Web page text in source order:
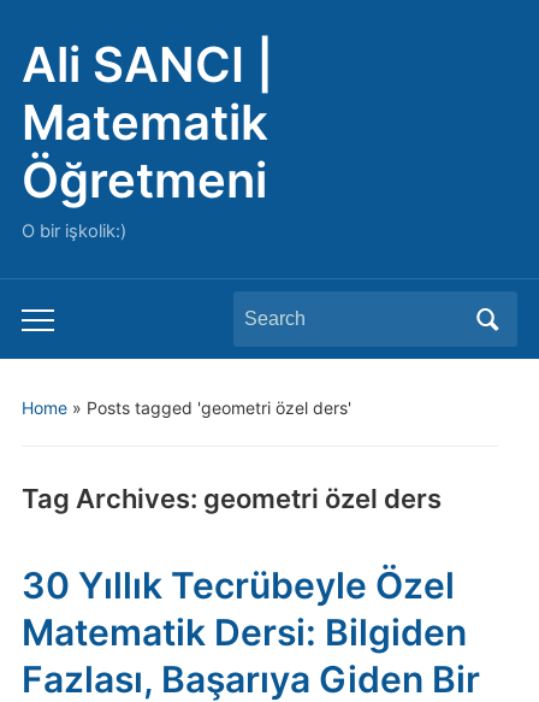
Ali SANCI |
Matematik
Öğretmeni
O bir işkolik:)
Toggle
mobile
Search
for:
Home» Posts tagged 'geometri özel ders'
Tag Archives: geometri özel ders
30 Yıllık Tecrübeyle Özel
Matematik Dersi: Bilgiden
Fazlası, Başarıya Giden Bir